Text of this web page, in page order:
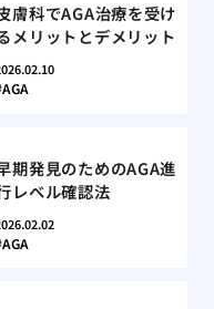
膚科でAGA治療を受け
メリットとデメリット
AGA
期発見のためのAGA進
レベル確認法
AGA